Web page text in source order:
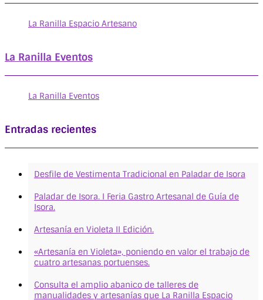
La Ranilla Espacio Artesano
La Ranilla Eventos
La Ranilla Eventos
Entradas recientes
Desfile de Vestimenta Tradicional en Paladar de Isora
Paladar de Isora. I Feria Gastro Artesanal de Guía de
Isora.
Artesanía en Violeta II Edición.
«Artesanía en Violeta», poniendo en valor el trabajo de
cuatro artesanas portuenses.
Consulta el amplio abanico de talleres de
manualidades y artesanías que La Ranilla Espacio